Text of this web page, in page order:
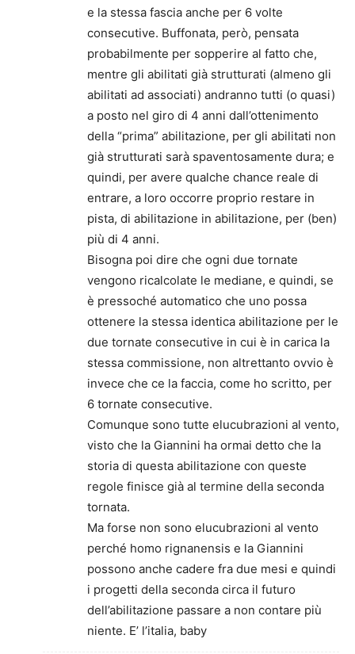
e la stessa fascia anche per 6 volte
consecutive. Buffonata, però, pensata
probabilmente per sopperire al fatto che,
mentre gli abilitati già strutturati (almeno gli
abilitati ad associati) andranno tutti (o quasi)
a posto nel giro di 4 anni dall’ottenimento
della “prima” abilitazione, per gli abilitati non
già strutturati sarà spaventosamente dura; e
quindi, per avere qualche chance reale di
entrare, a loro occorre proprio restare in
pista, di abilitazione in abilitazione, per (ben)
più di 4 anni.
Bisogna poi dire che ogni due tornate
vengono ricalcolate le mediane, e quindi, se
è pressoché automatico che uno possa
ottenere la stessa identica abilitazione per le
due tornate consecutive in cui è in carica la
stessa commissione, non altrettanto ovvio è
invece che ce la faccia, come ho scritto, per
6 tornate consecutive.
Comunque sono tutte elucubrazioni al vento,
visto che la Giannini ha ormai detto che la
storia di questa abilitazione con queste
regole finisce già al termine della seconda
tornata.
Ma forse non sono elucubrazioni al vento
perché homo rignanensis e la Giannini
possono anche cadere fra due mesi e quindi
i progetti della seconda circa il futuro
dell’abilitazione passare a non contare più
niente. E’ l’italia, baby